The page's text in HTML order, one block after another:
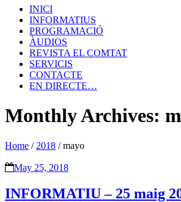
INICI
INFORMATIUS
PROGRAMACIÓ
ÀUDIOS
REVISTA EL COMTAT
SERVICIS
CONTACTE
EN DIRECTE…
Monthly Archives:
Home / 2018 /mayo
May 25, 2018
INFORMATIU – 25 maig